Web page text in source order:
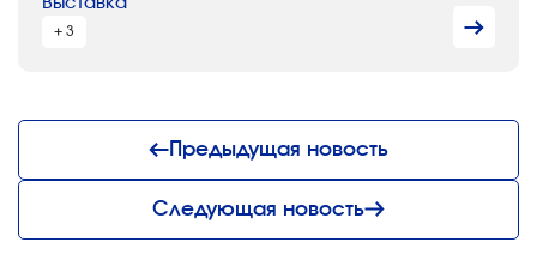
+ 3
Предыдущая новость
Следующая новость